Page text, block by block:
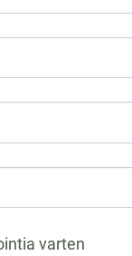
varten